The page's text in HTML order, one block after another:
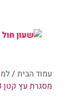
עמוד הבית/
מסגרת עץ קטן 3 דקות